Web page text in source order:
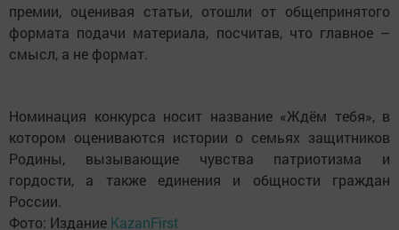
премии, оценивая статьи, отошли от общепринятого
формата подачи материала, посчитав, что главное –
смысл, а не формат.
Номинация конкурса носит название «Ждём тебя», в
котором оцениваются истории о семьях защитников
Родины, вызывающие чувства патриотизма и
гордости, а также единения и общности граждан
России.
Фото: Издание KazanFirst